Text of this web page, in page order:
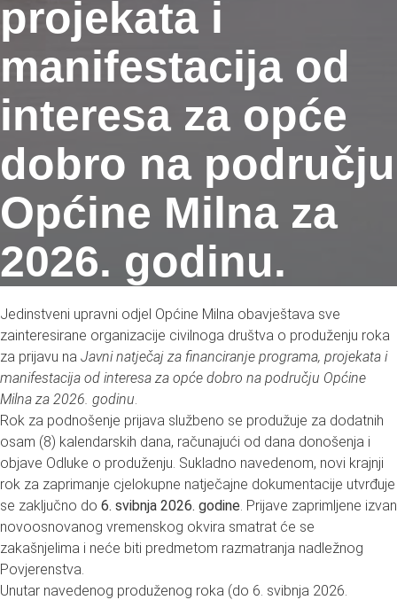
projekata i
manifestacija od
interesa za opće
dobro na području
Općine Milna za
2026. godinu.
Jedinstveni upravni odjel Općine Milna obavještava sve
zainteresirane organizacije civilnoga društva o produženju roka
za prijavu na Javni natječaj za financiranje programa, projekata i
manifestacija od interesa za opće dobro na području Općine
Milna za 2026. godinu.
Rok za podnošenje prijava službeno se produžuje za dodatnih
osam (8) kalendarskih dana, računajući od dana donošenja i
objave Odluke o produženju. Sukladno navedenom, novi krajnji
rok za zaprimanje cjelokupne natječajne dokumentacije utvrđuje
se zaključno do 6. svibnja 2026. godine. Prijave zaprimljene izvan
novoosnovanog vremenskog okvira smatrat će se
zakašnjelima i neće biti predmetom razmatranja nadležnog
Povjerenstva.
Unutar navedenog produženog roka (do 6. svibnja 2026.